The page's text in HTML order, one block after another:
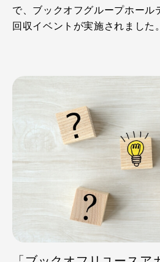
で、ブックオフグループホール
回収イベントが実施されました